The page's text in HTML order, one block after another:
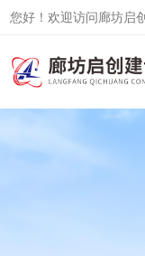
您好！欢迎访问廊坊启